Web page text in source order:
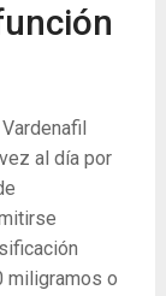
al día por
miligramos o